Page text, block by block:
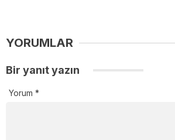
YORUMLAR
Bir yanıt yazın
Yorum *